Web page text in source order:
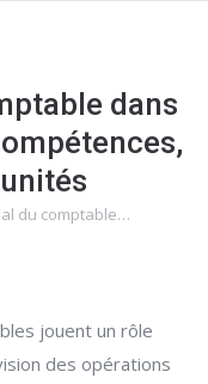
dans
du comptable…
jouent un rôle
des opérations